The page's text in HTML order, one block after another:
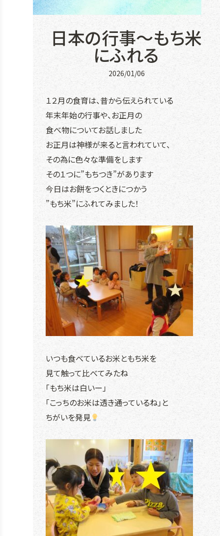
日本の行事～もち米
にふれる
2026/01/06
１２月の食育は、昔から伝えられている
年末年始の行事や、お正月の
食べ物についてお話しました
お正月は神様が来ると言われていて、
その為に色々な準備をします
その１つに”もちつき”があります
今日はお餅をつくときにつかう
”もち米”にふれてみました！
いつも食べているお米ともち米を
見て触って比べてみたね
「もち米は白いー」
「こっちのお米は透き通っているね」と
ちがいを発見